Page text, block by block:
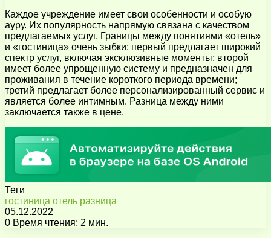
Каждое учреждение имеет свои особенности и особую
ауру. Их популярность напрямую связана с качеством
предлагаемых услуг. Границы между понятиями «отель»
и «гостиница» очень зыбки: первый предлагает широкий
спектр услуг, включая эксклюзивные моменты; второй
имеет более упрощенную систему и предназначен для
проживания в течение короткого периода времени;
третий предлагает более персонализированный сервис и
является более интимным. Разница между ними
заключается также в цене.
Теги
гостиница отель разница
05.12.2022
0 Время чтения: 2 мин.